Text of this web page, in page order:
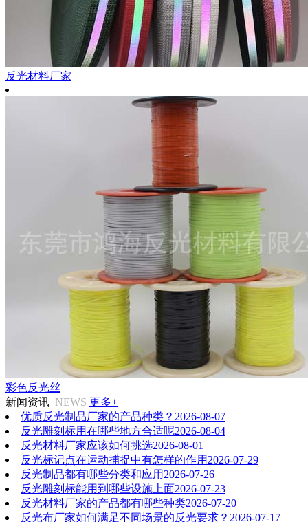
反光材料厂家
彩色反光丝
新闻资讯 NEWS 更多+
优质反光制品厂家的产品种类？ 2026-08-07
反光雕刻标用在哪些地方合适呢2026-08-04
反光材料厂家应该如何挑选2026-08-01
反光标记点在运动捕捉中有怎样的作用 2026-07-29
反光制品都有哪些分类和应用 2026-07-26
反光雕刻标能用到哪些设施上面2026-07-23
反光材料厂家的产品都有哪些种类2026-07-20
反光布厂家如何满足不同场景的反光要求？ 2026-07-17